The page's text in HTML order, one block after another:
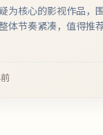
为核心的影视作品，
体节奏紧凑，值得推荐